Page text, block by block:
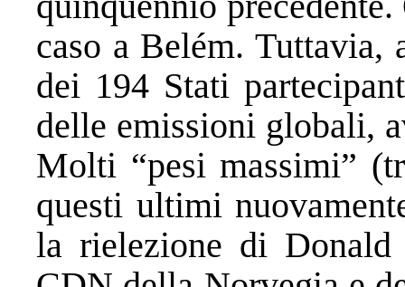
caso a Belém. Tuttavia,
dei 194 Stati
delle emissioni globali,
Molti “pesi massimi”
questi ultimi
la rielezione di